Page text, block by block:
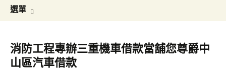
選單
內
容
鍵
字:
消防工程專辦三重機車借款當舖您尊爵中
山區汽車借款